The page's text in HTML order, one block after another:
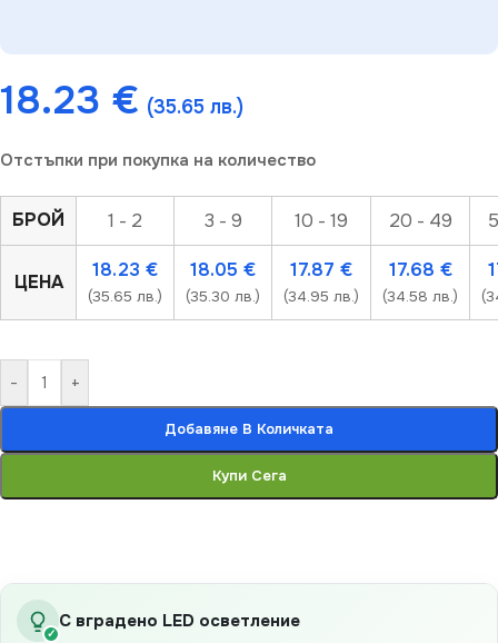
18.23 € (35.65 лв.)
Отстъпки при покупка на количество
БРОЙ 1 - 2 3 - 9 10 - 19 20 - 49
ЦЕНА
18.23 €
(35.65 лв.)
18.05 €
(35.30 лв.)
17.87 €
(34.95 лв.)
17.68 €
(34.58 лв.)
- +
Добавяне В Количката
Купи Сега
✓
С вградено LED осветление